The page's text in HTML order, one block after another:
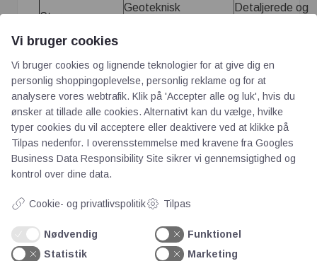
Store
anlægsprojekter
Geoteknisk
Detaljerede og
AOT
Vi bruger cookies
Vi bruger cookies og lignende teknologier for at give dig en
personlig shoppingoplevelse, personlig reklame og for at
analysere vores webtrafik. Klik på 'Accepter alle og luk', hvis du
ønsker at tillade alle cookies. Alternativt kan du vælge, hvilke
typer cookies du vil acceptere eller deaktivere ved at klikke på
Tilpas nedenfor. I overensstemmelse med kravene fra Googles
Business Data Responsibility Site sikrer vi gennemsigtighed og
kontrol over dine data.
Cookie- og privatlivspolitik Tilpas
Nødvendig
Funktionel
Statistik
Marketing